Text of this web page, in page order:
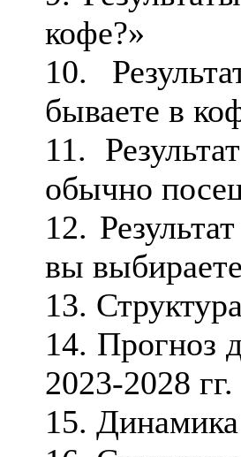
кофе?»
10.
бываете в
11.
обычно
12.
вы
13.
14. Прогноз
2023-2028 гг.
15.